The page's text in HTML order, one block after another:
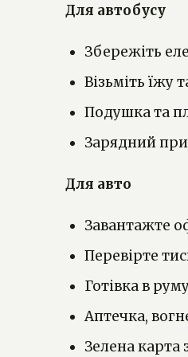
Для автобусу
Збережіть
Візьміть їжу
Подушка та
Зарядний
Для авто
Завантажте
Перевірте
Готівка в
Аптечка,
Зелена карта